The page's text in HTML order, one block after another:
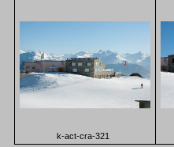
k-act-cra-321